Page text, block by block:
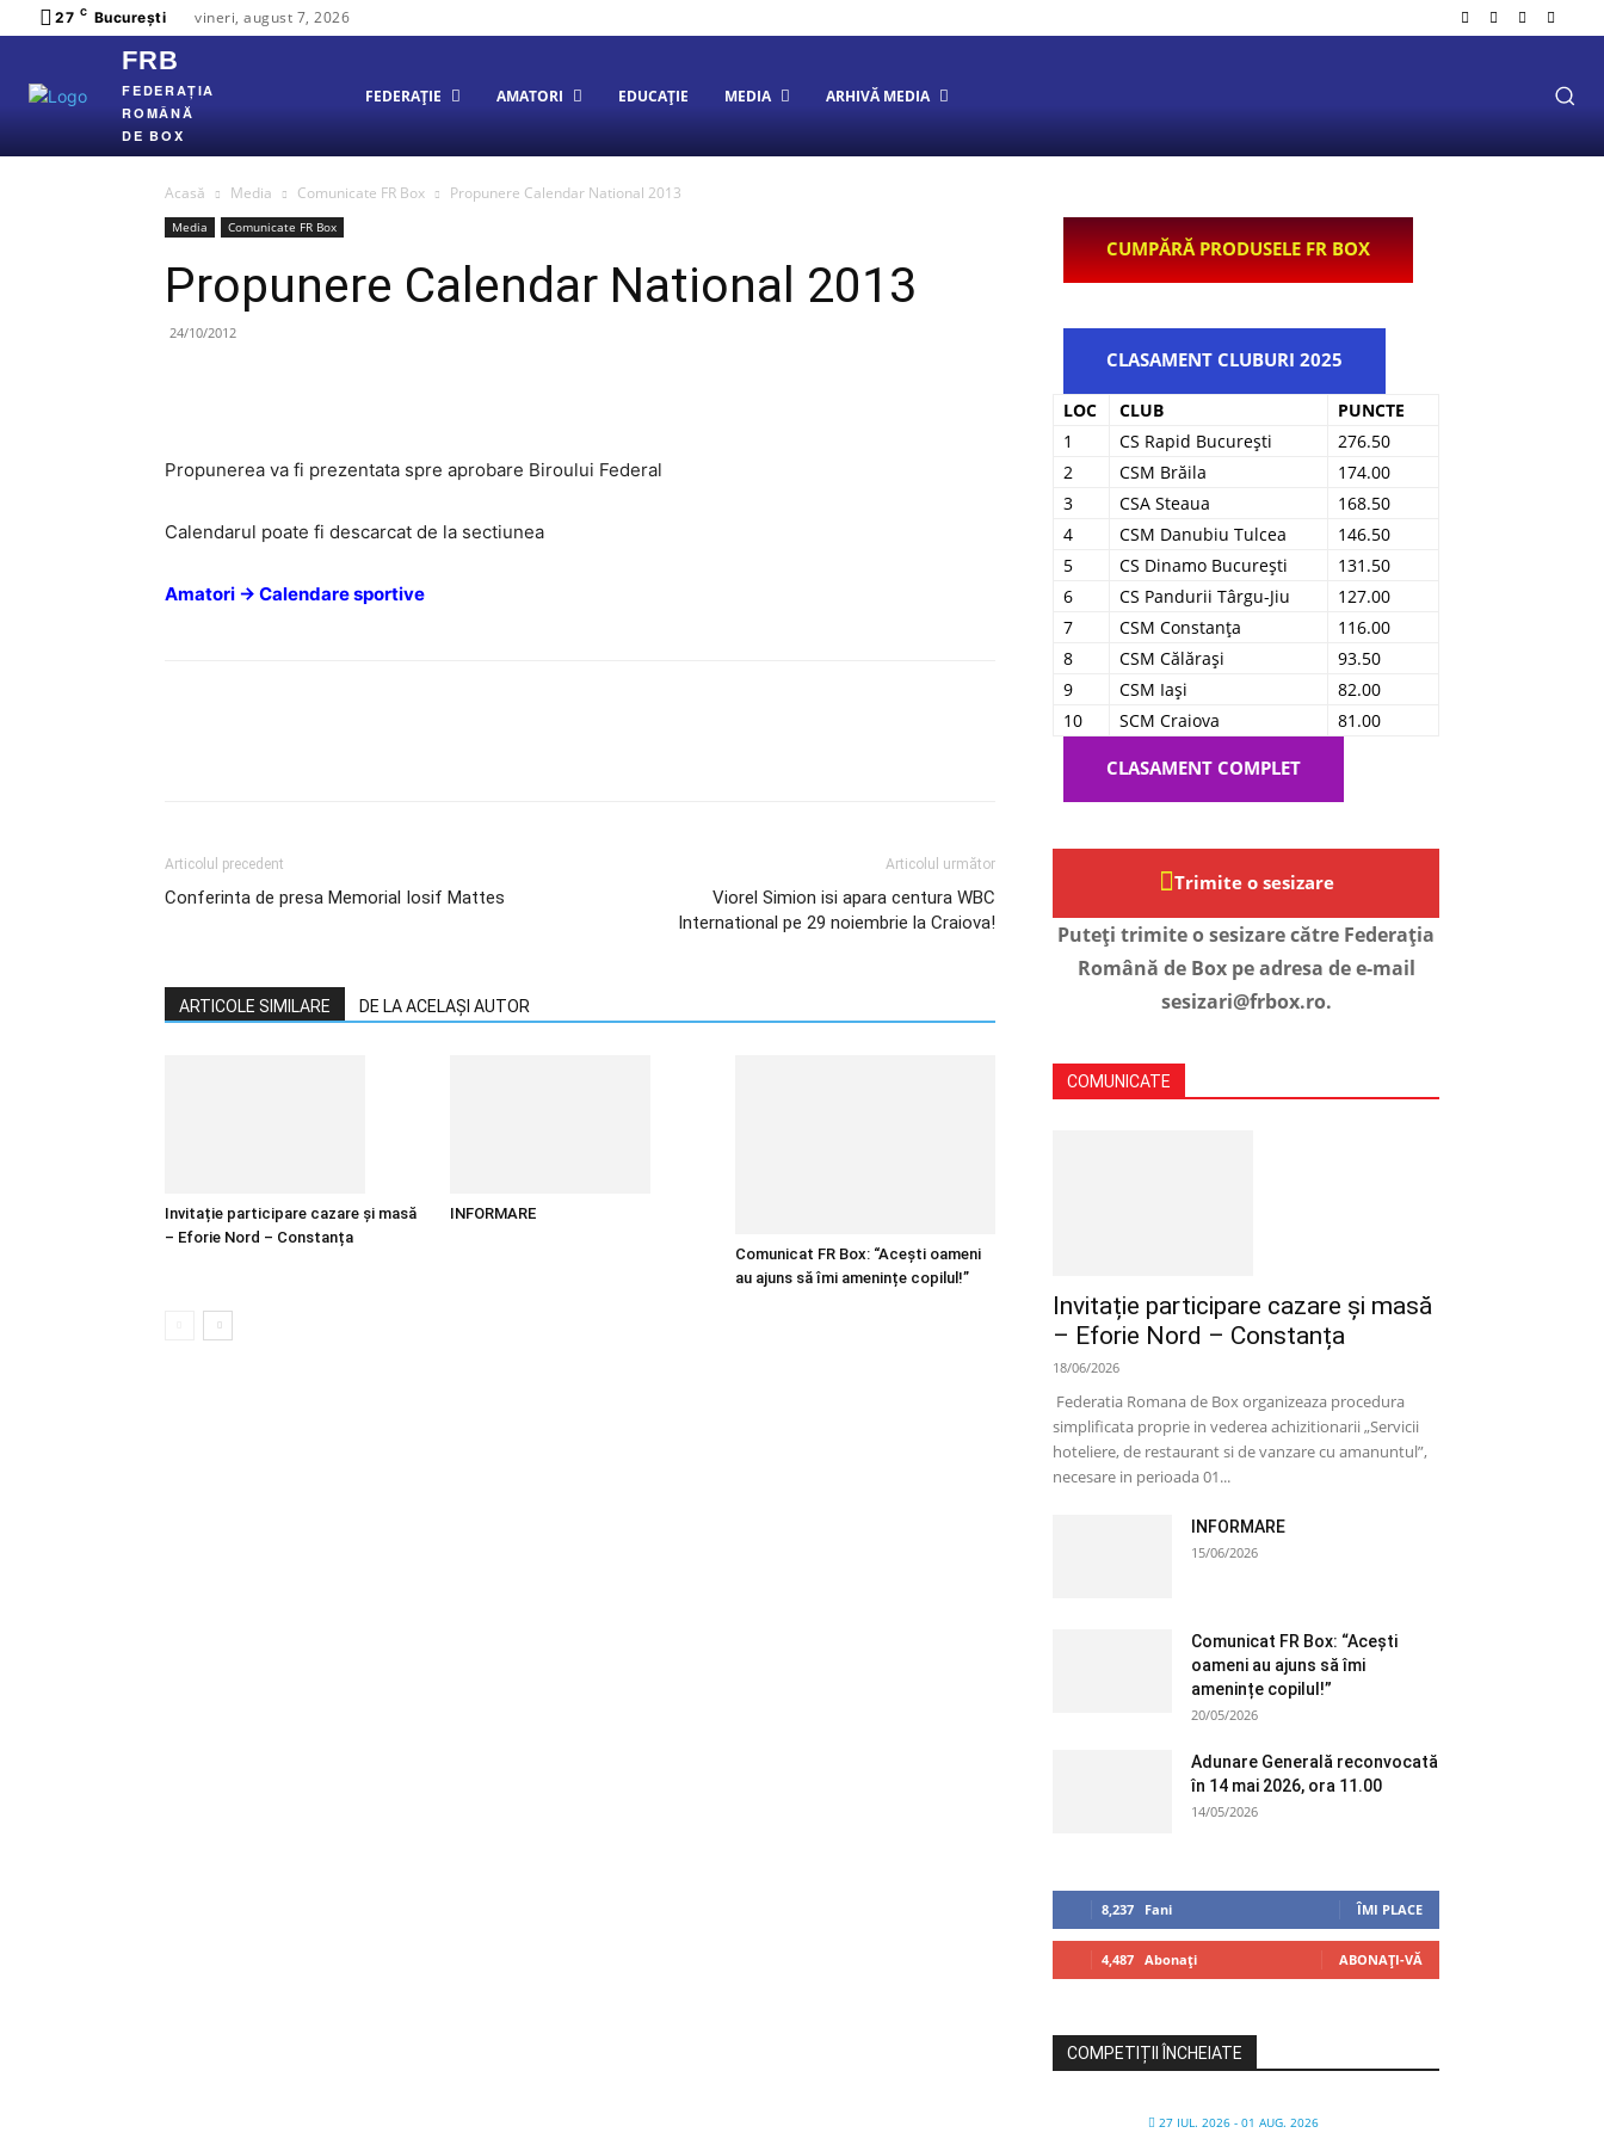
27 C București vineri, august 7, 2026
FRB
FEDERAȚIA
ROMÂNĂ
DE BOX
FEDERAȚIE AMATORI EDUCAȚIE MEDIA ARHIVĂ MEDIA
Acasă Media Comunicate FR Box Propunere Calendar National 2013
Media Comunicate FR Box
Propunere Calendar National 2013
24/10/2012
Propunerea va fi prezentata spre aprobare Biroului Federal
Calendarul poate fi descarcat de la sectiunea
Amatori -> Calendare sportive
Articolul precedent
Conferinta de presa Memorial Iosif Mattes
Articolul următor
Viorel Simion isi apara centura WBC
International pe 29 noiembrie la Craiova!
ARTICOLE SIMILARE DE LA ACELAȘI AUTOR
Invitație participare cazare și masă
– Eforie Nord – Constanța
INFORMARE
Comunicat FR Box: “Acești oameni
au ajuns să îmi amenințe copilul!”
CUMPĂRĂ PRODUSELE FR BOX
CLASAMENT CLUBURI 2025
LOC CLUB
PUNCTE
1
CS Rapid București
276.50
2
CSM Brăila
174.00
3
CSA Steaua
168.50
4
CSM Danubiu Tulcea
146.50
5
CS Dinamo București
131.50
6
CS Pandurii Târgu-Jiu
127.00
7
CSM Constanța
116.00
8
CSM Călărași
93.50
9
CSM Iași
82.00
10
SCM Craiova 81.00
CLASAMENT COMPLET
Trimite o sesizare
Puteți trimite o sesizare către Federația
Română de Box pe adresa de e-mail
sesizari@frbox.ro.
COMUNICATE
Invitație participare cazare și masă
– Eforie Nord – Constanța
18/06/2026
Federatia Romana de Box organizeaza procedura
simplificata proprie in vederea achizitionarii „Servicii
hoteliere, de restaurant si de vanzare cu amanuntul”,
necesare in perioada 01...
INFORMARE
15/06/2026
Comunicat FR Box: “Acești
oameni au ajuns să îmi
amenințe copilul!”
20/05/2026
Adunare Generală reconvocată
în 14 mai 2026, ora 11.00
14/05/2026
8,237 Fani ÎMI PLACE
4,487 Abonați ABONAȚI-VĂ
COMPETIȚII ÎNCHEIATE
27 IUL. 2026 - 01 AUG. 2026